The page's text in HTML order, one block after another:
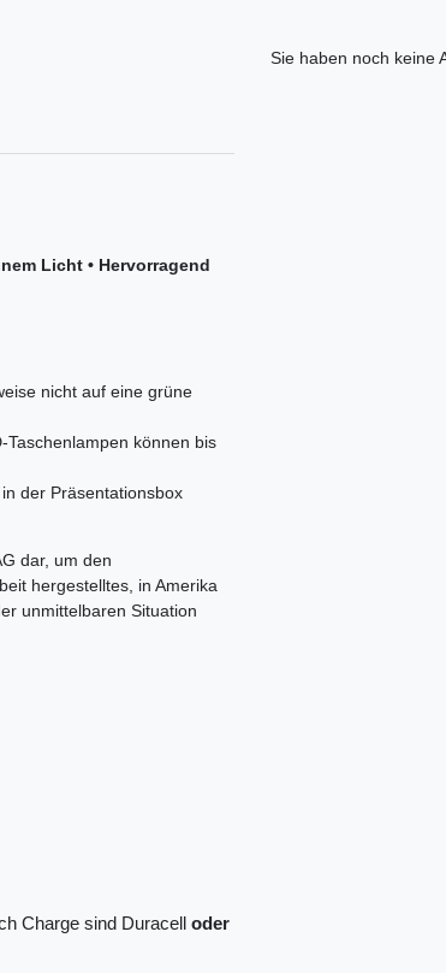
Licht • Hervorragend
nicht auf eine grüne
können bis
der Präsentationsbox
dar, um den
hergestelltes, in Amerika
unmittelbaren Situation
Charge sind Duracell oder
Sie haben noch keine